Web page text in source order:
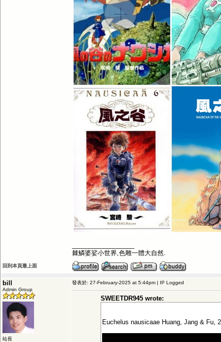
棘鱗婆娑小世界,色雕一體大自然.
回到本頁最上面
bill
Admin Group
站長
發表於: 27-February-2025 at 5:44pm | IP Logged
SWEETDR945 wrote:
Euchelus nausicaae Huang, Jang & Fu,